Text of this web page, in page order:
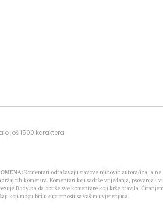
još1500 karaktera
Komentari odražavaju stavove njihovih autora/ica, a
tih kometara. Komentari koji sadrže vrijeđanja, psovanja
Body.ba da obriše sve komentare koji krše pravila.
koji mogu biti u suprotnosti sa vašim uvjerenjima.